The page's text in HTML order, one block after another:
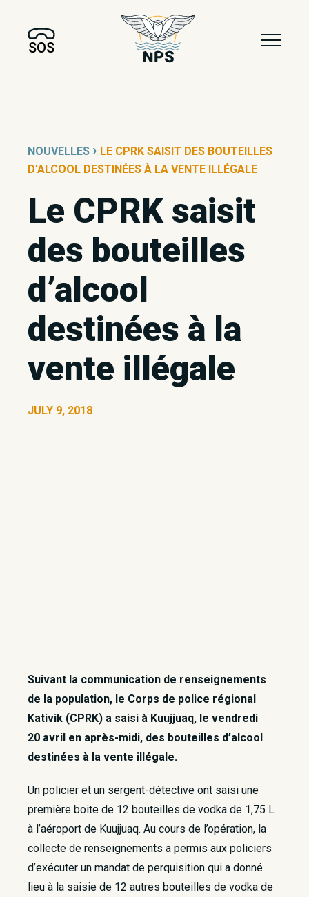
SOS
NOUVELLES › LE CPRK SAISIT DES BOUTEILLES
D’ALCOOL DESTINÉES À LA VENTE ILLÉGALE
Le CPRK saisit
des bouteilles
d’alcool
destinées à la
vente illégale
JULY 9, 2018
Suivant la communication de renseignements
de la population, le Corps de police régional
Kativik (CPRK) a saisi à Kuujjuaq, le vendredi
20 avril en après-midi, des bouteilles d’alcool
destinées à la vente illégale.
Un policier et un sergent-détective ont saisi une
première boite de 12 bouteilles de vodka de 1,75 L
à l’aéroport de Kuujjuaq. Au cours de l’opération, la
collecte de renseignements a permis aux policiers
d’exécuter un mandat de perquisition qui a donné
lieu à la saisie de 12 autres bouteilles de vodka de